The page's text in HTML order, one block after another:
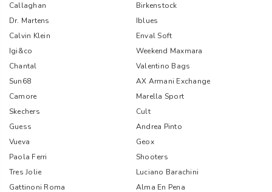
Callaghan
Birkenstock
Dr. Martens
Iblues
Calvin Klein
Enval Soft
Igi&co
Weekend Maxmara
Chantal
Valentino Bags
Sun68
AX Armani Exchange
Camore
Marella Sport
Skechers
Cult
Guess
Andrea Pinto
Vueva
Geox
Paola Ferri
Shooters
Tres Jolie
Luciano Barachini
Gattinoni Roma
Alma En Pena